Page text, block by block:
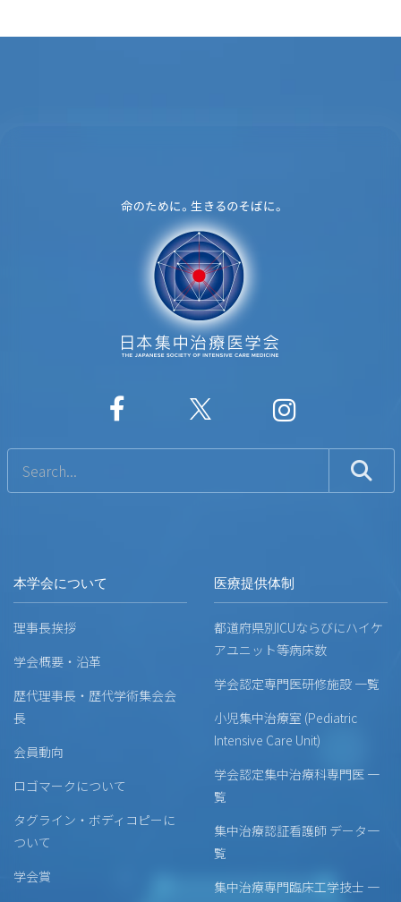
本学会について
理事長挨拶
学会概要・沿革
歴代理事長・歴代学術集会会
長
会員動向
ロゴマークについて
タグライン・ボディコピーに
ついて
学会賞
医療提供体制
都道府県別ICUならびにハイケ
アユニット等病床数
学会認定専門医研修施設 一覧
小児集中治療室 (Pediatric
Intensive Care Unit)
学会認定集中治療科専門医 一
覧
集中治療認証看護師 データ一
覧
集中治療専門臨床工学技士 一